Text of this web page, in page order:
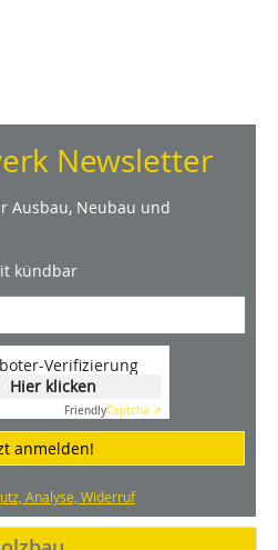
Newsletter
Ausbau, Neubau und
kündbar
Verifizierung
Hier klicken
FriendlyCaptcha ⇗
anmelden!
Analyse, Widerruf